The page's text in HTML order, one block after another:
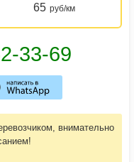
65 руб/км
внимательно